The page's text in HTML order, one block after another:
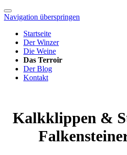
Navigation überspringen
Startseite
Der Winzer
Die Weine
Das Terroir
Der Blog
Kontakt
Kalkklippen &